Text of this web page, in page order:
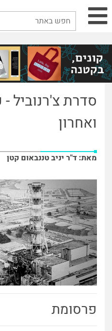
סדרת צ'רנוביל
ואחרון
מאת: ד"ר יניב טננבאום קטן
פרסומת